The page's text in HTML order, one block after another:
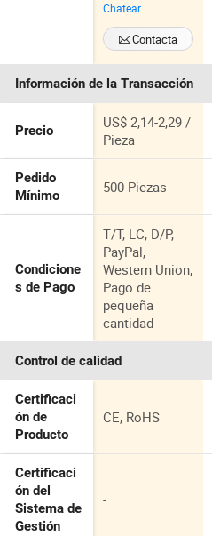
lente arriba y
abajo,
decoración de
jardín, lámpara
de pared a
prueba de
agua, lámpara
de lavado de
pared
Chatear
Contacta
Ahora
Información de la Transacción
Precio
US$ 2,14-2,29 /
Pieza
Pedido
Mínimo
500 Piezas
Condicione
s de Pago
T/T, LC, D/P,
PayPal,
Western Union,
Pago de
pequeña
cantidad
Control de calidad
Certificaci
ón de
Producto
CE, RoHS
Certificaci
ón del
Sistema de
Gestión
-